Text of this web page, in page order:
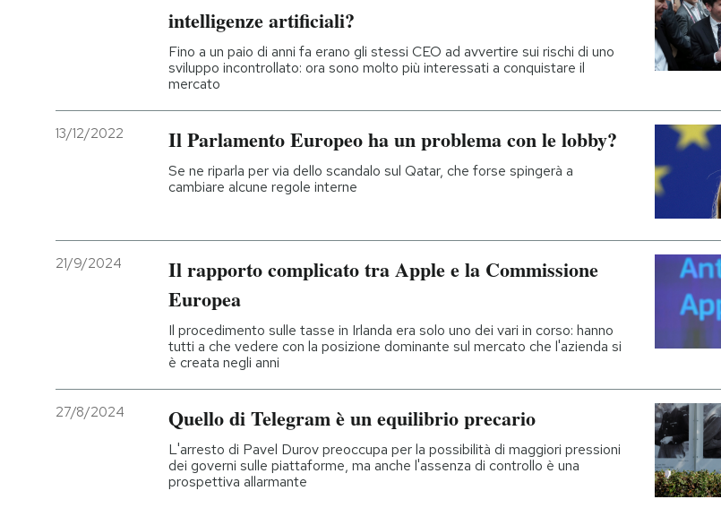
intelligenze artificiali?
Fino a un paio di anni fa erano gli stessi CEO ad avvertire sui rischi di uno
sviluppo incontrollato: ora sono molto più interessati a conquistare il
mercato
13/12/2022 Il Parlamento Europeo ha un problema con le lobby?
Se ne riparla per via dello scandalo sul Qatar, che forse spingerà a
cambiare alcune regole interne
21/9/2024
Il rapporto complicato tra Apple e la Commissione
Europea
Il procedimento sulle tasse in Irlanda era solo uno dei vari in corso: hanno
tutti a che vedere con la posizione dominante sul mercato che l'azienda si
è creata negli anni
27/8/2024 Quello di Telegram è un equilibrio precario
L'arresto di Pavel Durov preoccupa per la possibilità di maggiori pressioni
dei governi sulle piattaforme, ma anche l'assenza di controllo è una
prospettiva allarmante